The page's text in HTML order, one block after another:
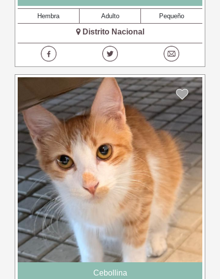
Hembra Adulto Pequeño
Distrito Nacional
Cebollina